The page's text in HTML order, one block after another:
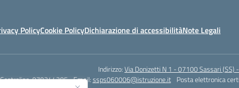
PolicyCookie PolicyDichiarazione di accessibilitàNote Legali
Indirizzo:Via Donizetti N 1 - 07100 Sassari (SS)
Centralino:079244305 Email:ssps060006@istruzione.it Posta elettronica